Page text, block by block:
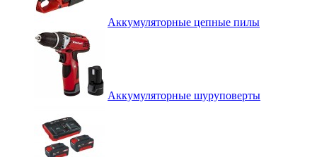
Аккумуляторные цепные пилы
Аккумуляторные шуруповерты